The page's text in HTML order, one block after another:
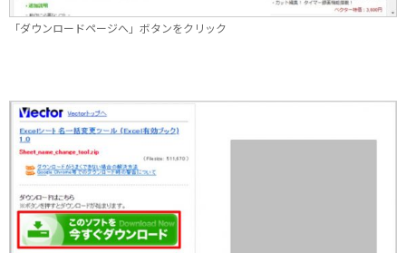
「ダウンロードページへ」ボタンをクリック